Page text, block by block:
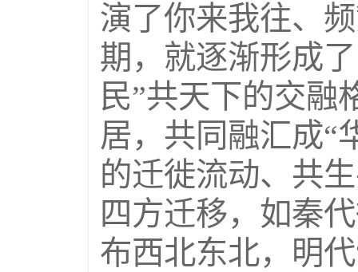
演了你来我往、
期，就逐渐形成
民”共天下的交融
居，共同融汇成“
的迁徙流动、共
四方迁移，如秦
布西北东北，明